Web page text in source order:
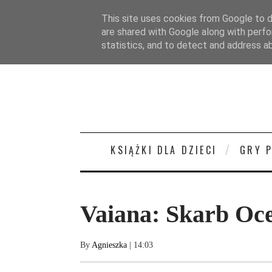
STRONA GŁÓWNA O MNIE KONTAKT/
KSIĄŻKI DLA DZIECI GRY
Vaiana: Skarb
By Agnieszka | 14:03
This site uses cookies from Google to
are shared with Google along with
statistics, and to detect and address